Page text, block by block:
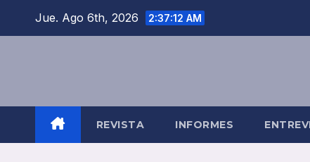
Jue. Ago 6th, 2026 2:37:13 AM
REVISTA INFORMES